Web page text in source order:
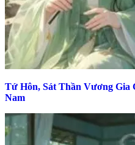
Tứ Hôn, Sát Thần Vương Gia
Nam